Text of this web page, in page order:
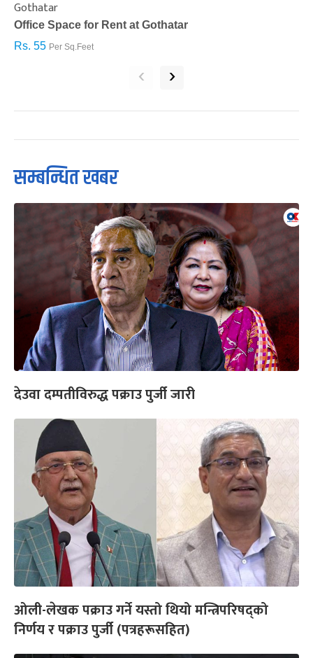
Gothatar
Office Space for Rent at Gothatar
Rs. 55 Per Sq.Feet
‹ ›
सम्बन्धित खबर
देउवा दम्पतीविरुद्ध पक्राउ पुर्जी जारी
ओली-लेखक पक्राउ गर्ने यस्तो थियो मन्त्रिपरिषद्को
निर्णय र पक्राउ पुर्जी (पत्रहरूसहित)